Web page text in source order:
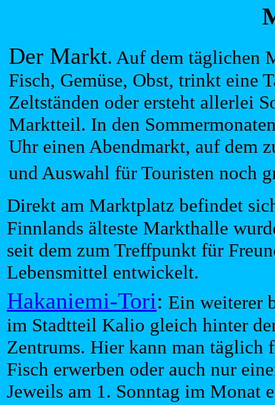
Der Markt. Auf dem täglichen
Fisch, Gemüse, Obst, trinkt eine
Zeltständen oder ersteht allerlei
Marktteil. In den
Uhr einen Abendmarkt, auf dem
und Auswahl für Touristen noch
Direkt am Marktplatz befindet
Finnlands älteste Markthalle
seit dem zum Treffpunkt für
Lebensmittel entwickelt.
Hakaniemi-Tori: Ein weiterer
im Stadtteil Kalio gleich hinter
Zentrums. Hier kann man täglich
Fisch erwerben oder auch nur
Jeweils am 1. Sonntag im Monat